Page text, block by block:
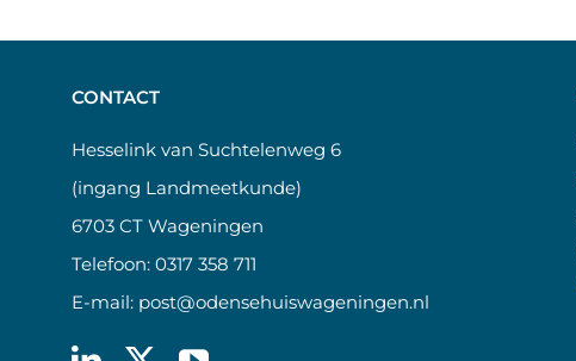
CONTACT
Hesselink van Suchtelenweg 6
(ingang Landmeetkunde)
6703 CT Wageningen
Telefoon: 0317 358 711
E-mail: post@odensehuiswageningen.nl